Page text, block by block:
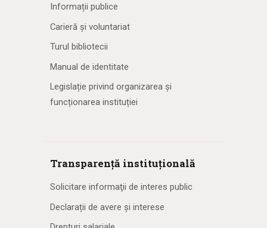
Informații publice
Carieră și voluntariat
Turul bibliotecii
Manual de identitate
Legislație privind organizarea și
funcționarea instituției
Transparență instituțională
Solicitare informaţii de interes public
Declarații de avere și interese